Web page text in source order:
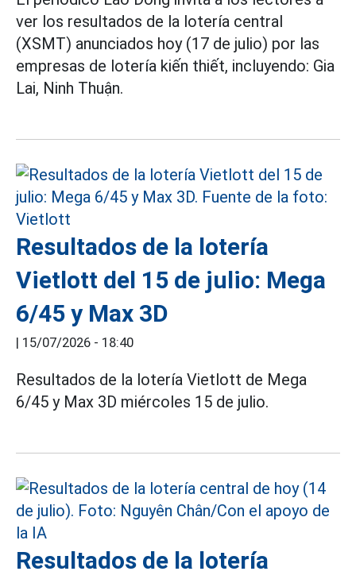
ver los resultados de la lotería central
(XSMT) anunciados hoy (17 de julio) por las
empresas de lotería kiến thiết, incluyendo: Gia
Lai, Ninh Thuận.
Resultados de la lotería
Vietlott del 15 de julio: Mega
6/45 y Max 3D
| 15/07/2026 - 18:40
Resultados de la lotería Vietlott de Mega
6/45 y Max 3D miércoles 15 de julio.
Resultados de la lotería